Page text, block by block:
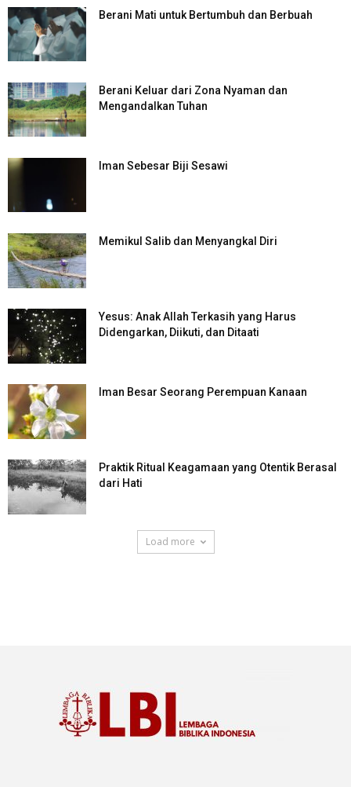
Berani Mati untuk Bertumbuh dan Berbuah
Berani Keluar dari Zona Nyaman dan
Mengandalkan Tuhan
Iman Sebesar Biji Sesawi
Memikul Salib dan Menyangkal Diri
Yesus: Anak Allah Terkasih yang Harus
Didengarkan, Diikuti, dan Ditaati
Iman Besar Seorang Perempuan Kanaan
Praktik Ritual Keagamaan yang Otentik Berasal
dari Hati
Load more